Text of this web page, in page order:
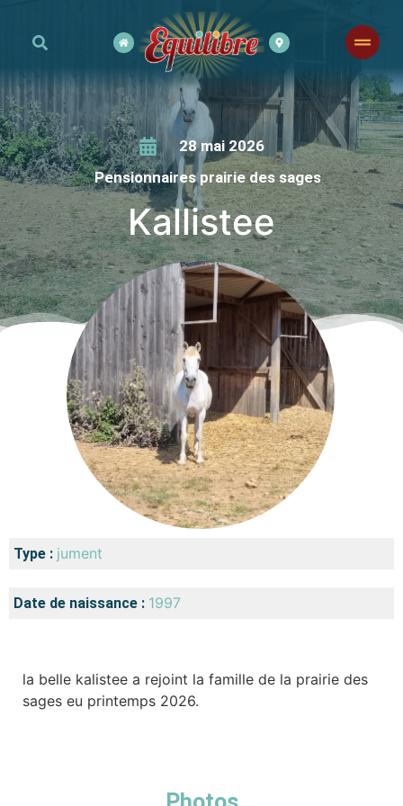
28 mai 2026
Pensionnaires prairie des sages
Kallistee
Type : jument
Date de naissance : 1997
la belle kalistee a rejoint la famille de la prairie des
sages eu printemps 2026.